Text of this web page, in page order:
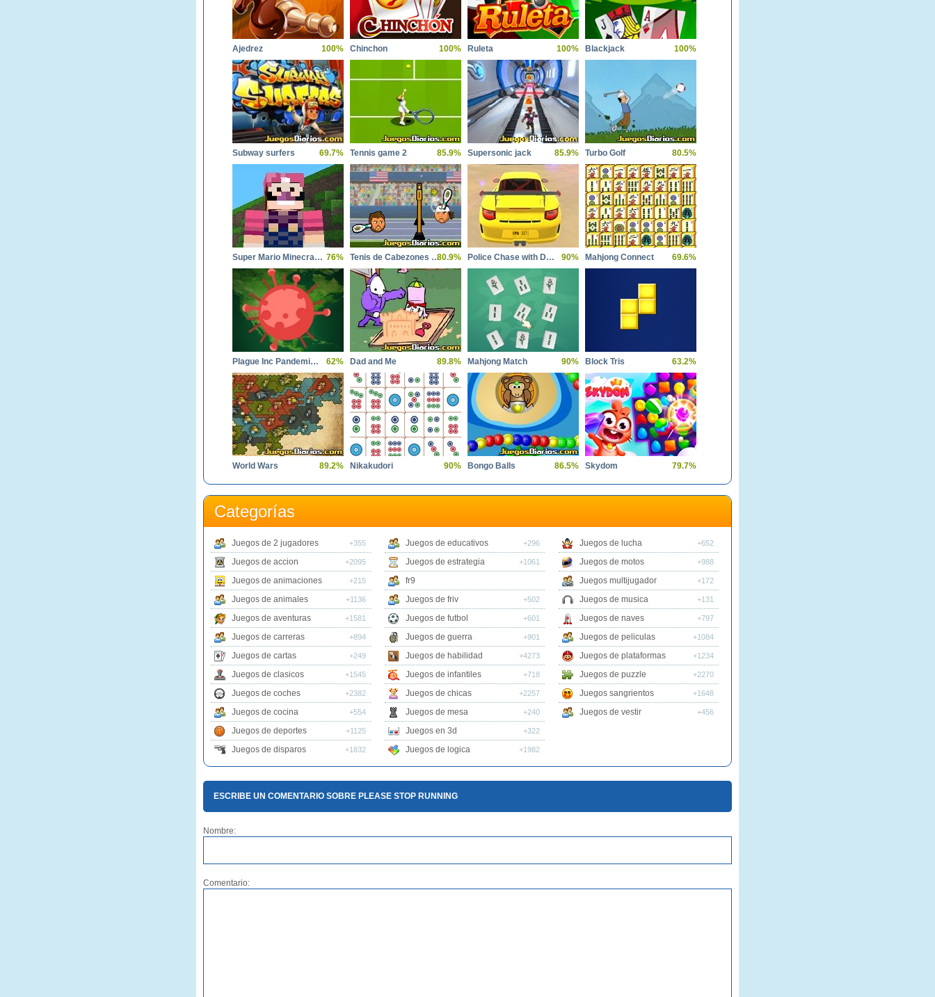
Ajedrez 100% Chinchon 100% Ruleta 100% Blackjack 100%
Subway surfers 69.7% Tennis game 2 85.9% Supersonic jack 85.9% Turbo Golf 80.5%
Super Mario Minecraft Runner 76% Tenis de Cabezones 201480.9% Police Chase with Destruction 90% Mahjong Connect 69.6%
Plague Inc Pandemic Simulator 62% Dad and Me 89.8% Mahjong Match 90% Block Tris 63.2%
World Wars 89.2% Nikakudori 90% Bongo Balls 86.5% Skydom 79.7%
Categorías
Juegos de 2 jugadores +355
Juegos de accion +2095
Juegos de animaciones +215
Juegos de animales +1136
Juegos de aventuras +1581
Juegos de carreras +894
Juegos de cartas +249
Juegos de clasicos +1545
Juegos de coches +2382
Juegos de cocina +554
Juegos de deportes +1125
Juegos de disparos +1832
Juegos de educativos +296
Juegos de estrategia +1061
fr9
Juegos de friv
+502
Juegos de futbol +601
Juegos de guerra +901
Juegos de habilidad +4273
Juegos de infantiles +718
Juegos de chicas +2257
Juegos de mesa +240
Juegos en 3d +322
Juegos de logica +1982
Juegos de lucha +652
Juegos de motos +988
Juegos multijugador +172
Juegos de musica +131
Juegos de naves +797
Juegos de peliculas +1084
Juegos de plataformas +1234
Juegos de puzzle +2270
Juegos sangrientos +1648
Juegos de vestir +456
ESCRIBE UN COMENTARIO SOBRE PLEASE STOP RUNNING
Nombre:
Comentario: